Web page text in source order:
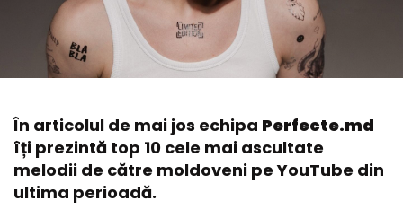
În articolul de mai jos echipa Perfecte.md
îți prezintă top 10 cele mai ascultate
melodii de către moldoveni pe YouTube din
ultima perioadă.